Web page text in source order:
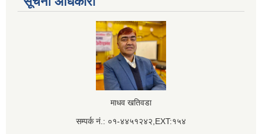
माधव खतिवडा
सम्पर्क नं.: ०१-४४५१२४२,EXT:१५४